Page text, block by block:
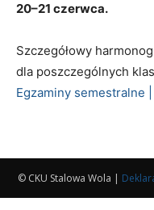
20–21 czerwca.
Szczegółowy
dla poszczególnych
Egzaminy semestralne
© CKU Stalowa Wola |